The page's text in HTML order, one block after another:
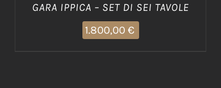
GARA IPPICA – SET DI SEI TAVOLE
1.800,00 €